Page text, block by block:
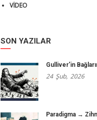
VIDEO
SON YAZILAR
Gulliver’in
24 Şub, 2026
Paradigma →